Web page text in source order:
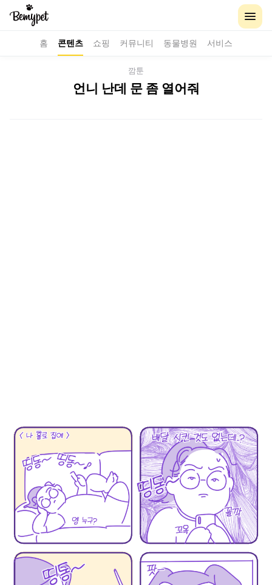
홈 콘텐츠 쇼핑 커뮤니티 동물병원 서비스
깜툰
언니 난데 문 좀 열어줘